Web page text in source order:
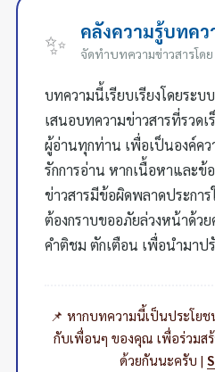
✨ คลังความรู้บทคว
จัดทำบทความข่าวสารโดย
บทความนี้เรียบเรียงโดยระบ
เสนอบทความข่าวสารที่รวด
ผู้อ่านทุกท่าน เพื่อเป็นองค์ค
รักการอ่าน หากเนื้อหาและข้
ข่าวสารมีข้อผิดพลาดประการ
ต้องกราบขออภัยล่วงหน้าด้ว
คำติชม ตักเตือน เพื่อนำมาป
📌 หากบทความนี้เป็นประโย
กับเพื่อนๆ ของคุณ เพื่อร่วมสร้
ด้วยกันนะครับ |